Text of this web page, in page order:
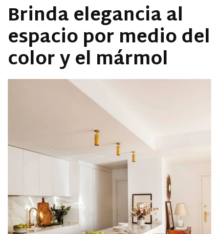
Brinda elegancia al
espacio por medio del
color y el mármol